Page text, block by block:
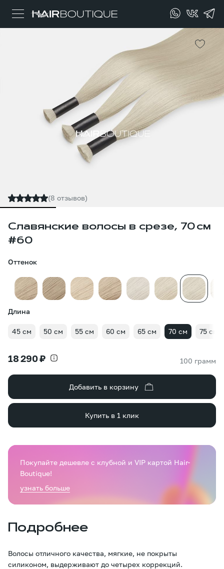
(8 отзывов)
Славянские волосы в срезе, 70 см
#60
Оттенок
Длина
45 см 50 см 55 см 60 см 65 см 70 см 75 см
18 290 ₽ 100 грамм
Добавить в корзину
Купить в 1 клик
Подробнее
Волосы отличного качества, мягкие, не покрыты
силиконом, выдерживают до четырех коррекций.
Покупайте дешевле с клубной и VIP картой Hair-
Boutique!
узнать больше